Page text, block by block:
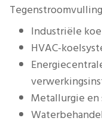
Industriële
HVAC-
Metallurgie